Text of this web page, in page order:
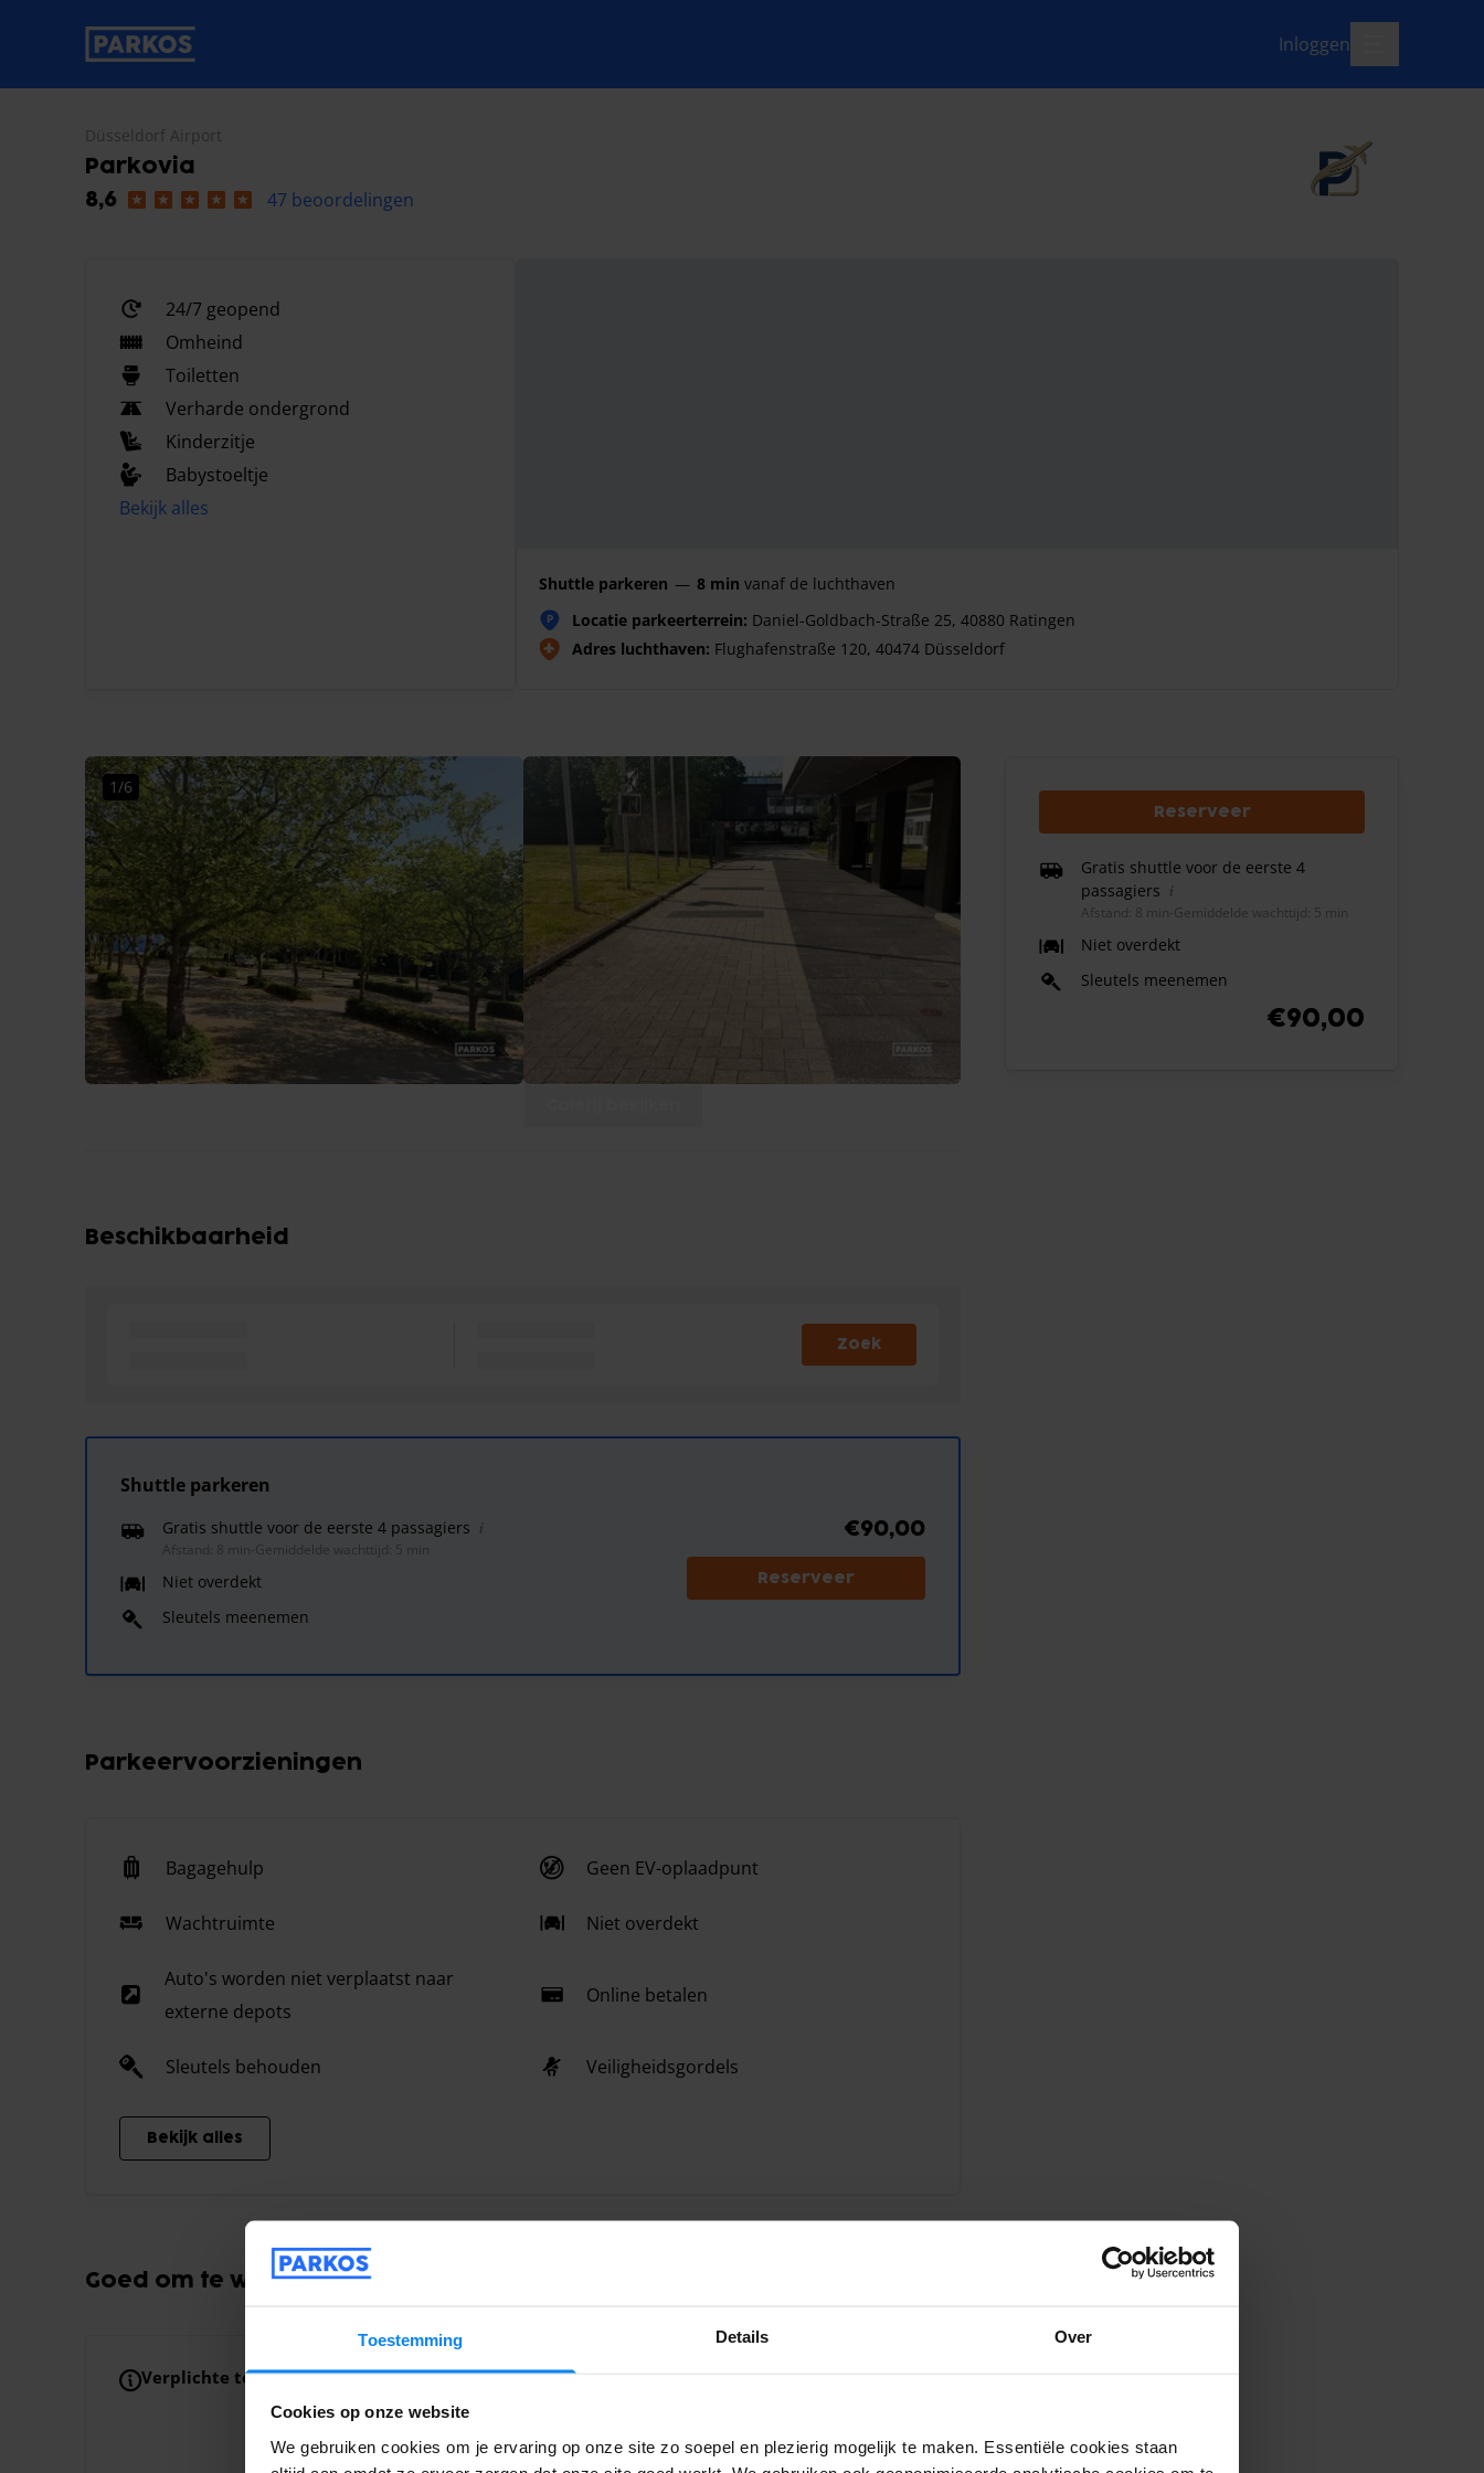
Toestemming Details Over
Cookies op onze website
We gebruiken cookies om je ervaring op onze site zo soepel en plezierig mogelijk te maken. Essentiële cookies staan
label-voor-primaire-navigatie Inloggen
Düsseldorf Airport
Parkovia
8,6
47 beoordelingen
24/7 geopend
Omheind
Toiletten
Verharde ondergrond
Kinderzitje
Babystoeltje
Bekijk alles
Shuttle parkeren — 8 min vanaf de luchthaven
P Locatie parkeerterrein: Daniel-Goldbach-Straße 25, 40880 Ratingen
Adres luchthaven: Flughafenstraße 120, 40474 Düsseldorf
1/6
Beschikbaarheid
Zoek
Shuttle parkeren
Gratis shuttle voor de eerste 4 passagiers
Afstand: 8 min Gemiddelde wachttijd: 5 min
Niet overdekt
Sleutels meenemen
€90,00
Reserveer
Parkeervoorzieningen
Bagagehulp Geen EV-oplaadpunt
Wachtruimte Niet overdekt
Auto's worden niet verplaatst naar
externe depots
Online betalen
Sleutels behouden Veiligheidsgordels
Bekijk alles
Goed om te weten
Verplichte toeslagen Toeslag voor extra persoon in de shuttle
Je boeking is inclusief gratis shuttle vervoer voor 4 personen. Voor extra
passagiers wordt € 10,00 per persoon gerekend.
Reserveer
Gratis shuttle voor de eerste 4
passagiers
Afstand: 8 min Gemiddelde wachttijd: 5 min
Niet overdekt
Sleutels meenemen
€90,00